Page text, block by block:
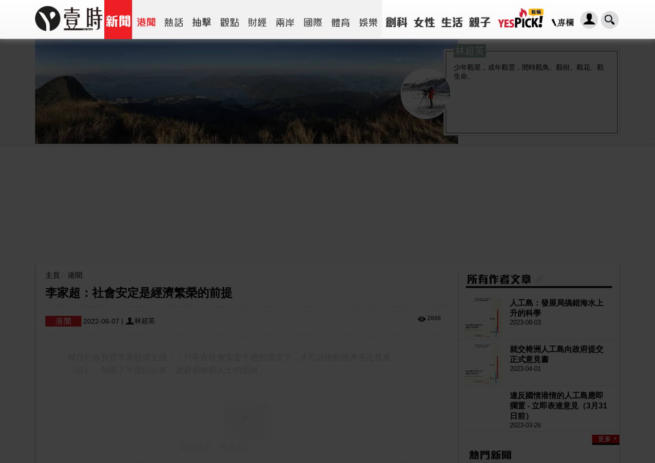
林超英
少年觀星，成年觀雲，閒時觀鳥、觀樹、觀花、觀
生命。
主頁 港聞
李家超：社會安定是經濟繁榮的前提
2022-06-07 | 林超英 2606
人工島：發展局搞錯海水上
升的科學
2023-08-03
就交椅洲人工島向政府提交
正式意見書
2023-04-01
違反國情港情的人工島應即
擱置 - 立即表達意見（3月31
日前）
2023-03-26